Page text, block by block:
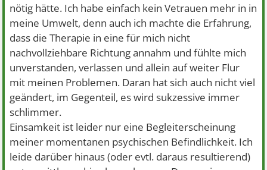
nötig hätte. Ich habe einfach kein Vetrauen mehr in in
meine Umwelt, denn auch ich machte die Erfahrung,
dass die Therapie in eine für mich nicht
nachvollziehbare Richtung annahm und fühlte mich
unverstanden, verlassen und allein auf weiter Flur
mit meinen Problemen. Daran hat sich auch nicht viel
geändert, im Gegenteil, es wird sukzessive immer
schlimmer.
Einsamkeit ist leider nur eine Begleiterscheinung
meiner momentanen psychischen Befindlichkeit. Ich
leide darüber hinaus (oder evtl. daraus resultierend)